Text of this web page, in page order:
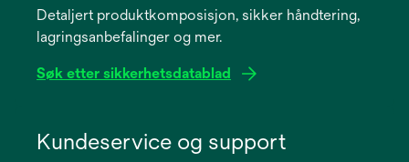
newDetaljert produktkomposisjon, sikker håndtering,
lagringsanbefalinger og mer.
Søk etter sikkerhetsdatablad
Kundeservice og support